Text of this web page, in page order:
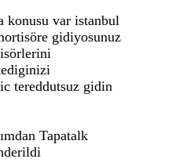
konusu var istanbul
gidiyosunuz
tereddutsuz gidin
Tapatalk